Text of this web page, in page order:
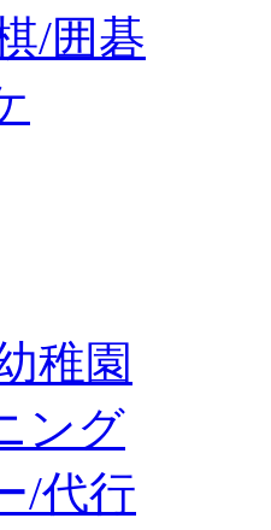
/囲碁
稚園
ング
/代行